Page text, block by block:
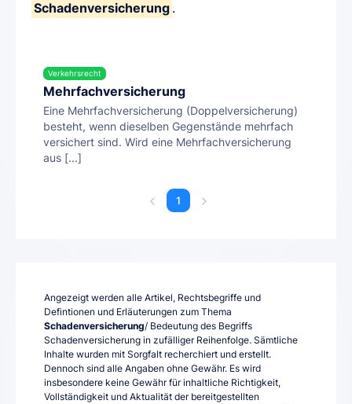
Schadenversicherung .
Verkehrsrecht
Mehrfachversicherung
Eine Mehrfachversicherung (Doppelversicherung)
besteht, wenn dieselben Gegenstände mehrfach
versichert sind. Wird eine Mehrfachversicherung
aus [...]
1
Angezeigt werden alle Artikel, Rechtsbegriffe und
Defintionen und Erläuterungen zum Thema
Schadenversicherung/ Bedeutung des Begriffs
Schadenversicherung in zufälliger Reihenfolge. Sämtliche
Inhalte wurden mit Sorgfalt recherchiert und erstellt.
Dennoch sind alle Angaben ohne Gewähr. Es wird
insbesondere keine Gewähr für inhaltliche Richtigkeit,
Vollständigkeit und Aktualität der bereitgestellten